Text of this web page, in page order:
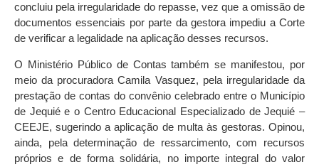
concluiu pela irregularidade do repasse, vez que a omissão de
documentos essenciais por parte da gestora impediu a Corte
de verificar a legalidade na aplicação desses recursos.
O Ministério Público de Contas também se manifestou, por
meio da procuradora Camila Vasquez, pela irregularidade da
prestação de contas do convênio celebrado entre o Município
de Jequié e o Centro Educacional Especializado de Jequié –
CEEJE, sugerindo a aplicação de multa às gestoras. Opinou,
ainda, pela determinação de ressarcimento, com recursos
próprios e de forma solidária, no importe integral do valor